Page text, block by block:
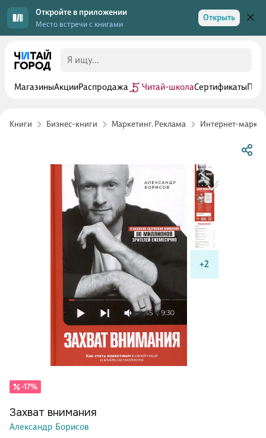
Откройте в приложении
Место встречи с книгами
Открыть
МагазиныАкцииРаспродажа Читай-школаСертификаты
Книги Бизнес-книги Маркетинг. Реклама Интернет-
+2
-17%
Захват внимания
Александр Борисов